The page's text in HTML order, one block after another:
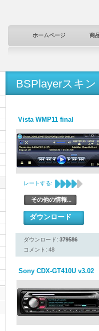
ホームページ 商
BSPlayerスキン
Vista WMP11 final
レートする:
その他の情報...
ダウンロード
ダウンロード: 379586
コメント: 48
Sony CDX-GT410U v3.02